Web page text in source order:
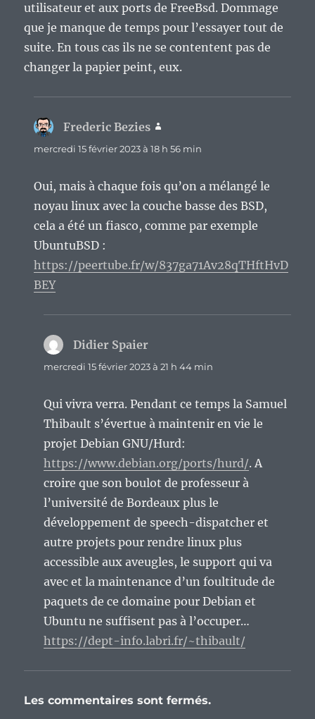
utilisateur et aux ports de FreeBsd. Dommage
que je manque de temps pour l’essayer tout de
suite. En tous cas ils ne se contentent pas de
changer la papier peint, eux.
Frederic Bezies
mercredi 15 février 2023 à 18 h 56 min
Oui, mais à chaque fois qu’on a mélangé le
noyau linux avec la couche basse des BSD,
cela a été un fiasco, comme par exemple
UbuntuBSD :
https://peertube.fr/w/837ga71Av28qTHftHvD
BEY
Didier Spaier
mercredi 15 février 2023 à 21 h 44 min
Qui vivra verra. Pendant ce temps la Samuel
Thibault s’évertue à maintenir en vie le
projet Debian GNU/Hurd:
https://www.debian.org/ports/hurd/. A
croire que son boulot de professeur à
l’université de Bordeaux plus le
développement de speech-dispatcher et
autre projets pour rendre linux plus
accessible aux aveugles, le support qui va
avec et la maintenance d’un foultitude de
paquets de ce domaine pour Debian et
Ubuntu ne suffisent pas à l’occuper…
https://dept-info.labri.fr/~thibault/
Les commentaires sont fermés.